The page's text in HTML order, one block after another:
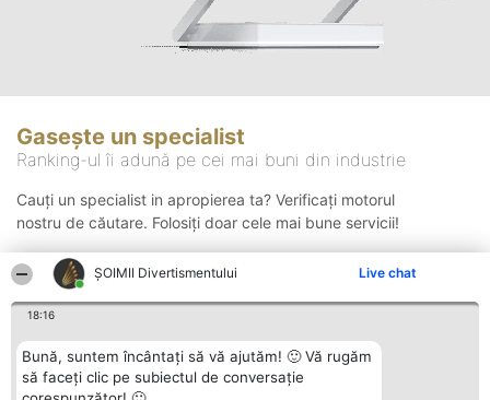
ŞOIMII Divertismentului Live chat
18:16
Bună, suntem încântați să vă ajutăm! 🙂 Vă rugăm
să faceți clic pe subiectul de conversație
Gasește un specialist
Ranking-ul îi adună pe cei mai buni din industrie
Cauți un specialist in apropierea ta? Verificați motorul
nostru de căutare. Folosiți doar cele mai bune servicii!